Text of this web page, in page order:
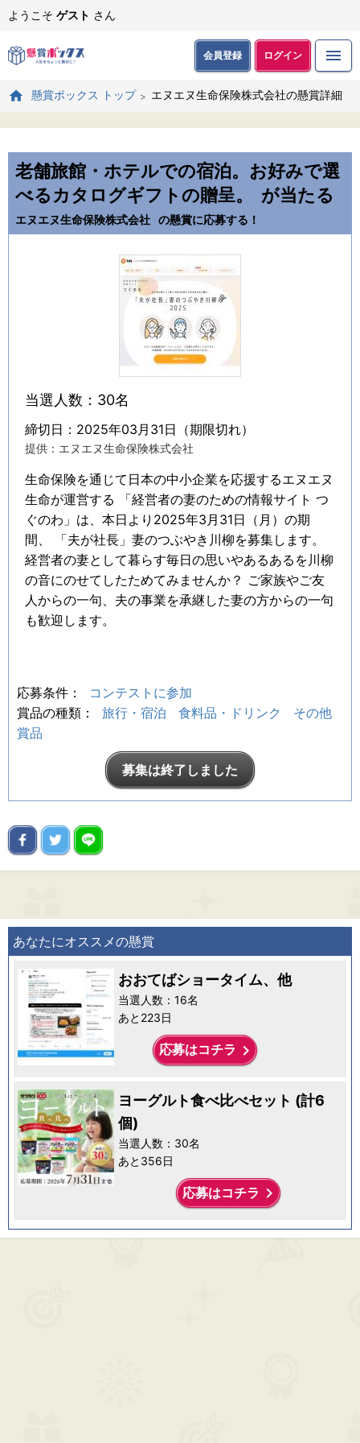
ようこそ ゲスト さん
会員登録 ログイン
懸賞ボックス トップ エヌエヌ生命保険株式会社の懸賞詳細
老舗旅館・ホテルでの宿泊。お好みで選
べるカタログギフトの贈呈。
が当たる
エヌエヌ生命保険株式会社 の懸賞に応募する！
当選人数：30名
締切日：2025年03月31日（期限切れ）
提供：エヌエヌ生命保険株式会社
生命保険を通じて日本の中小企業を応援するエヌエヌ
生命が運営する 「経営者の妻のための情報サイト つ
ぐのわ」は、本日より2025年3月31日（月）の期
間、 「夫が社長」妻のつぶやき川柳を募集します。
経営者の妻として暮らす毎日の思いやあるあるを川柳
の音にのせてしたためてみませんか？ ご家族やご友
人からの一句、夫の事業を承継した妻の方からの一句
も歓迎します。
応募条件：
コンテストに参加
賞品の種類：
旅行・宿泊 食料品・ドリンク
その他
賞品
募集は終了しました
あなたにオススメの懸賞
おおてばショータイム、他
当選人数：16名
あと223日
応募はコチラ keyboard_arrow_right
ヨーグルト食べ比べセット (計6
個)
当選人数：30名
あと356日
応募はコチラ keyboard_arrow_right